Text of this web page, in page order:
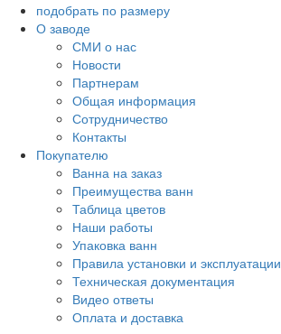
подобрать по размеру
О заводе
СМИ о нас
Новости
Партнерам
Общая информация
Сотрудничество
Контакты
Покупателю
Ванна на заказ
Преимущества ванн
Таблица цветов
Наши работы
Упаковка ванн
Правила установки и эксплуатации
Техническая документация
Видео ответы
Оплата и доставка